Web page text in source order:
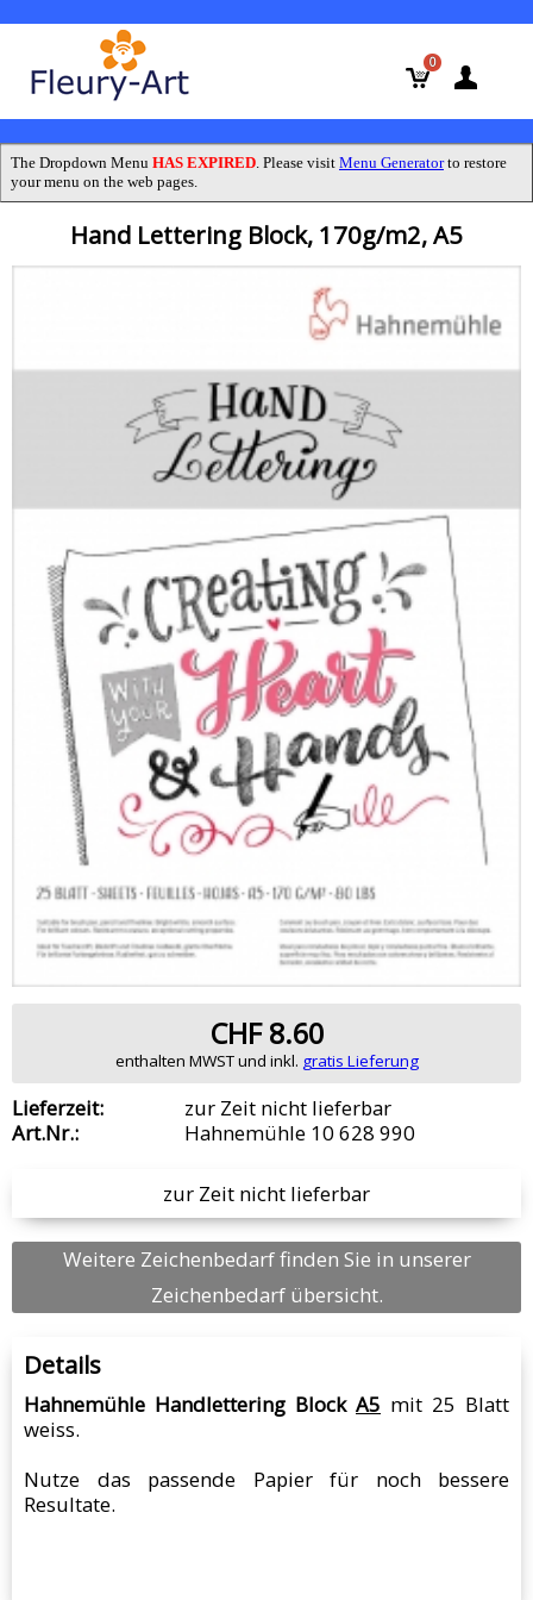
0
The Dropdown Menu HAS EXPIRED. Please visit Menu Generatorto restore
your menu on the web pages.
Hand Lettering Block, 170g/m2, A5
CHF 8.60
enthalten MWST und inkl. gratis Lieferung
Lieferzeit:
zur Zeit nicht lieferbar
Art.Nr.:
Hahnemühle 10 628 990
zur Zeit nicht lieferbar
Weitere Zeichenbedarf finden Sie in unserer
Zeichenbedarf übersicht.
Details
Hahnemühle Handlettering Block A5 mit 25 Blatt
weiss.
Nutze das passende Papier für noch bessere
Resultate.